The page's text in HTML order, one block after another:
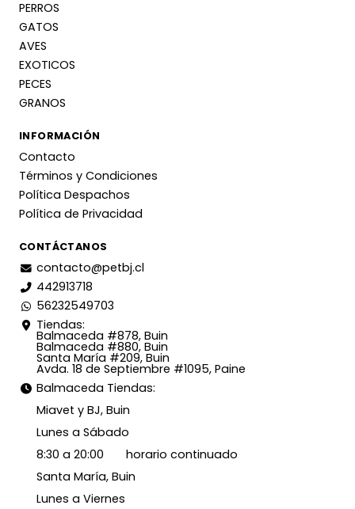
PERROS
GATOS
AVES
EXOTICOS
PECES
GRANOS
INFORMACIÓN
Contacto
Términos y Condiciones
Política Despachos
Política de Privacidad
CONTÁCTANOS
contacto@petbj.cl
442913718
56232549703
Tiendas:
Balmaceda #878, Buin
Balmaceda #880, Buin
Santa María #209, Buin
Avda. 18 de Septiembre #1095, Paine
Balmaceda Tiendas:
Miavet y BJ, Buin
Lunes a Sábado
8:30 a 20:00 horario continuado
Santa María, Buin
Lunes a Viernes